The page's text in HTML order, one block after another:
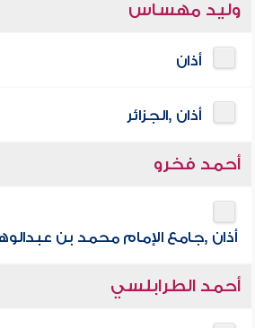
وليد مهساس
أذان
أذان ,الجزائر
أحمد فخرو
أذان ,جامع الإمام محمد بن
أحمد الطرابلسي